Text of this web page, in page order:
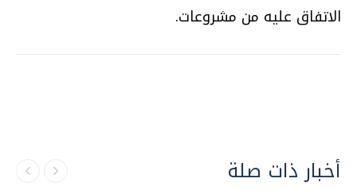
الاتفاق عليه من مشروعات.
أخبار ذات صلة